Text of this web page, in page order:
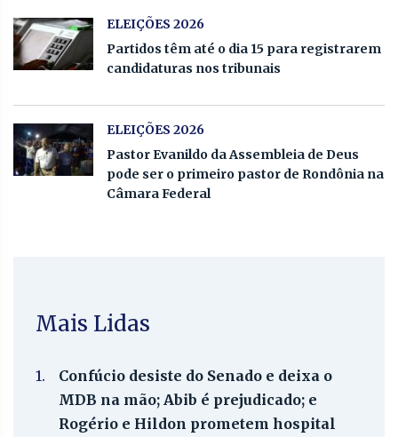
ELEIÇÕES 2026
Partidos têm até o dia 15 para registrarem
candidaturas nos tribunais
ELEIÇÕES 2026
Pastor Evanildo da Assembleia de Deus
pode ser o primeiro pastor de Rondônia na
Câmara Federal
Mais Lidas
1.
Confúcio desiste do Senado e deixa o
MDB na mão; Abib é prejudicado; e
Rogério e Hildon prometem hospital